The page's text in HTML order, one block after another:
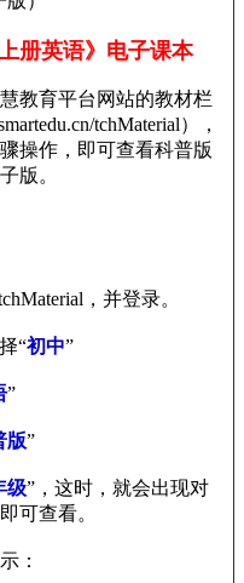
册英语》电子课本
育平台网站的教材栏
tchMaterial），
操作，即可查看科普版
版。
，并登录。
“初中”
”
版”
级”，这时，就会出现对
可查看。
：